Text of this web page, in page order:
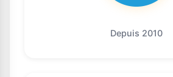
Depuis 2010